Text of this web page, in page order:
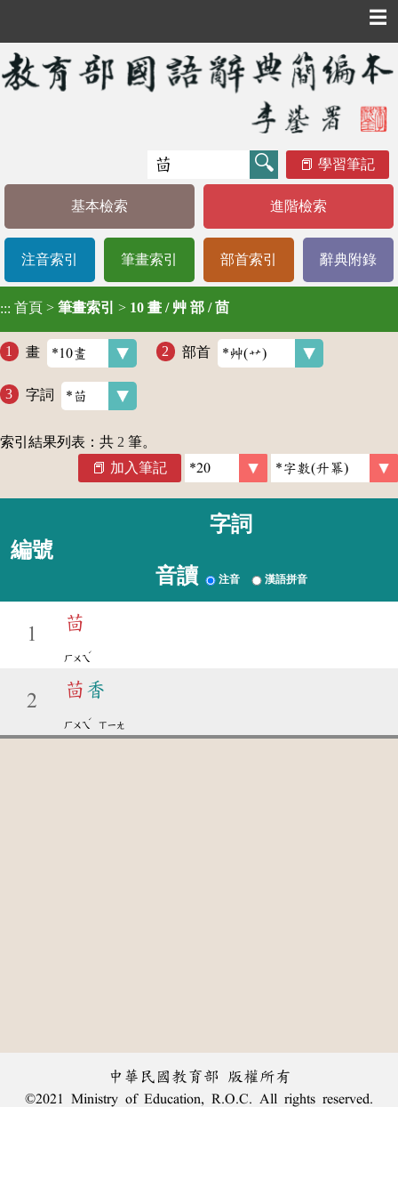
☰
學習筆記
基本檢索 進階檢索
注音索引 筆畫索引 部首索引 辭典附錄
::: 首頁 > 筆畫索引 > 10 畫 / 艸 部 / 茴
畫 部首
字詞
索引結果列表：共 2 筆。
加入筆記
編號
字詞
音讀 注音 漢語拼音
1
茴
ㄏㄨㄟ
ˊ
2
茴 香
ㄏㄨㄟ
ˊ
ㄒㄧㄤ
中華民國教育部 版權所有
©2021 Ministry of Education, R.O.C. All rights reserved.